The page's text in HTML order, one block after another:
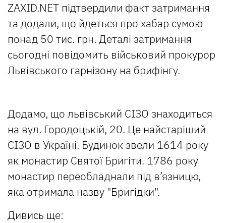
ZAXID.NET підтвердили факт затримання
та додали, що йдеться про хабар сумою
понад 50 тис. грн. Деталі затримання
сьогодні повідомить військовий прокурор
Львівського гарнізону на брифінгу.
Додамо, що львівський СІЗО знаходиться
на вул. Городоцькій, 20. Це найстаріший
СІЗО в Україні. Будинок звели 1614 року
як монастир Святої Бригіти. 1786 року
монастир переобладнали під в’язницю,
яка отримала назву "Бригідки".
Дивись ще: